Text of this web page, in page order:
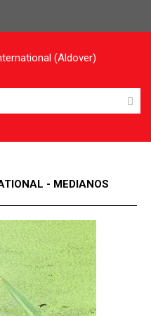
(Aldover)
- MEDIANOS